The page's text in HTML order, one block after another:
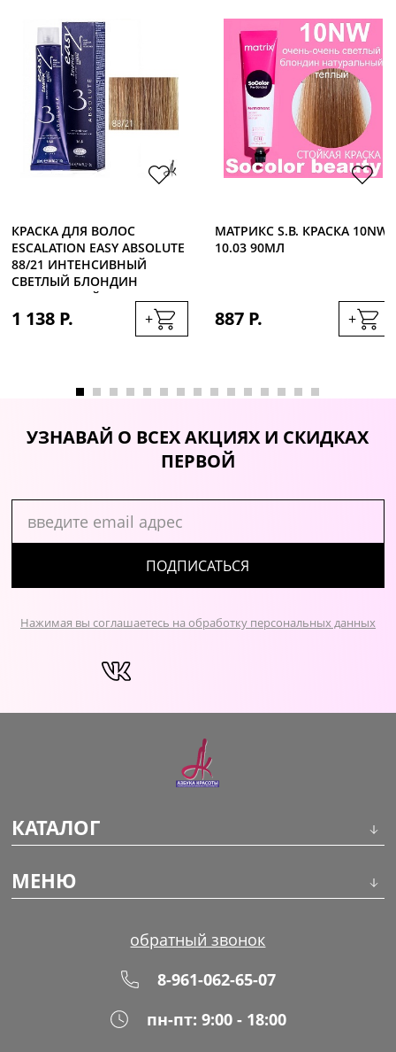
КРАСКА ДЛЯ ВОЛОС
ESCALATION EASY ABSOLUTE
88/21 ИНТЕНСИВНЫЙ
СВЕТЛЫЙ БЛОНДИН
ПЛАТИНОВЫЙ, 60МЛ
1 138 Р. +
МАТРИКС S.B. КРАСКА 10NW
10.03 90МЛ
887 Р. +
УЗНАВАЙ О ВСЕХ АКЦИЯХ И СКИДКАХ
ПЕРВОЙ
ПОДПИСАТЬСЯ
Нажимая вы соглашаетесь на обработку персональных данных
КАТАЛОГ
Макияж
МЕНЮ
обратный звонок
8-961-062-65-07
пн-пт: 9:00 - 18:00